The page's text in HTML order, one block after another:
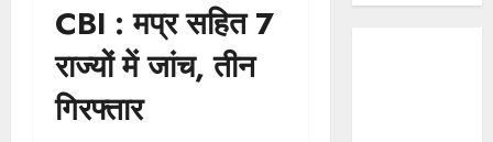
CBI : मप्र सहित 7
राज्यों में जांच, तीन
गिरफ्तार